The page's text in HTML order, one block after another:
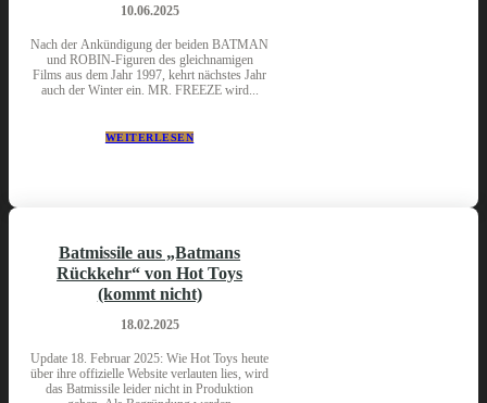
10.06.2025
Nach der Ankündigung der beiden BATMAN
und ROBIN-Figuren des gleichnamigen
Films aus dem Jahr 1997, kehrt nächstes Jahr
auch der Winter ein. MR. FREEZE wird...
WEITERLESEN
Batmissile aus „Batmans
Rückkehr“ von Hot Toys
(kommt nicht)
18.02.2025
Update 18. Februar 2025: Wie Hot Toys heute
über ihre offizielle Website verlauten lies, wird
das Batmissile leider nicht in Produktion